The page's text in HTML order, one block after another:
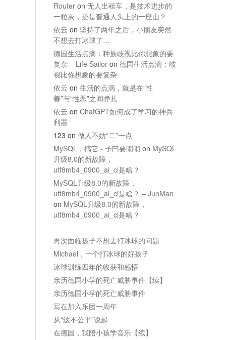
Router on 无人出租车，是技术进步的
一粒灰，还是普通人头上的一座山？
依云 on 坚持了两年之后，小朋友突然
不想去打冰球了…
德国生活点滴：种族歧视比你想象的要
复杂 – Life Sailor on 德国生活点滴：歧
视比你想象的要复杂
依云 on 生活的点滴，就是在“性
善”与“性恶”之间挣扎
依云 on ChatGPT如何成了学习的神兵
利器
123 on 做人不妨“二”一点
MySQL，搞它 - 子曰要闹闹 on MySQL
升级8.0的新故障，
utf8mb4_0900_ai_ci是啥？
MySQL升级8.0的新故障，
utf8mb4_0900_ai_ci是啥？ – JunMan
on MySQL升级8.0的新故障，
utf8mb4_0900_ai_ci是啥？
再次面临孩子不想去打冰球的问题
Michael，一个打冰球的好孩子
冰球训练四年的收获和感悟
亲历德国小学的死亡威胁事件【续】
亲历德国小学的死亡威胁事件
写在加入乐团一周年
从“这不公平”说起
在德国，我陪小孩学音乐【续】